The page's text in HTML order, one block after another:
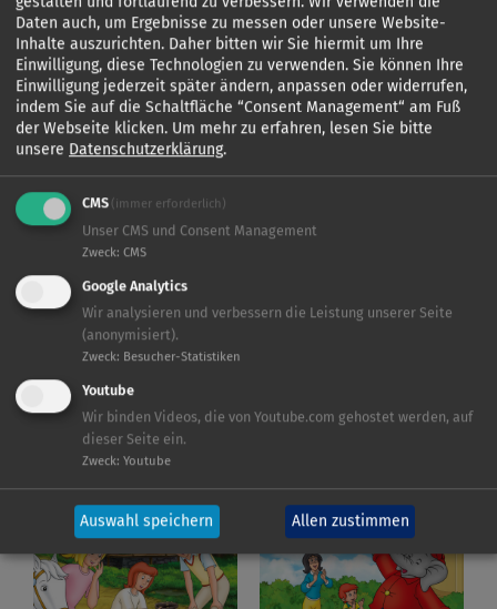
BIBI UND TINA BIBI BLOCKSBERG
BIBI UND TINA BENJAMIN BLÜMCHEN
Daten auch, um Ergebnisse zu messen oder unsere Website-
Inhalte auszurichten. Daher bitten wir Sie hiermit um Ihre
Einwilligung, diese Technologien zu verwenden. Sie können Ihre
Einwilligung jederzeit später ändern, anpassen oder widerrufen,
indem Sie auf die Schaltfläche “Consent Management“ am Fuß
der Webseite klicken. Um mehr zu erfahren, lesen Sie bitte
unsere Datenschutzerklärung.
CMS (immer erforderlich)
Unser CMS und Consent Management
Zweck: CMS
Google Analytics
Wir analysieren und verbessern die Leistung unserer Seite
(anonymisiert).
Zweck: Besucher-Statistiken
Youtube
Wir binden Videos, die von Youtube.com gehostet werden, auf
dieser Seite ein.
Zweck: Youtube
Auswahl speichern Allen zustimmen